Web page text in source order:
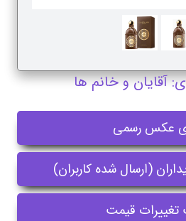
ها
عکس رسمی
(ارسال شده کاربران)
قیمت